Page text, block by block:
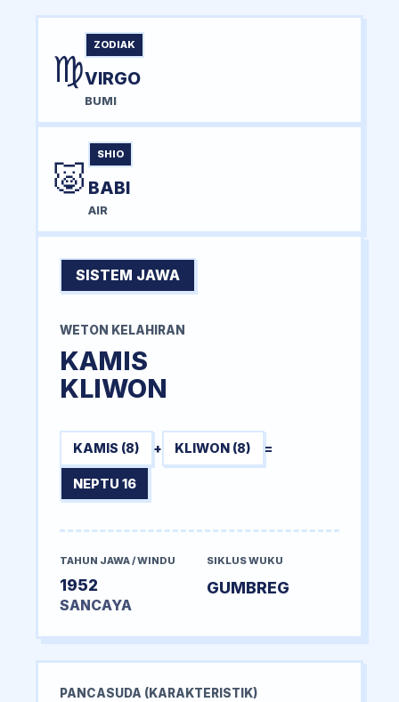
♍
ZODIAK
VIRGO
BUMI
🐷
SHIO
BABI
AIR
SISTEM JAWA
WETON KELAHIRAN
KAMIS
KLIWON
KAMIS (8) + KLIWON (8) =
NEPTU 16
TAHUN JAWA / WINDU
1952
SANCAYA
SIKLUS WUKU
GUMBREG
PANCASUDA (KARAKTERISTIK)